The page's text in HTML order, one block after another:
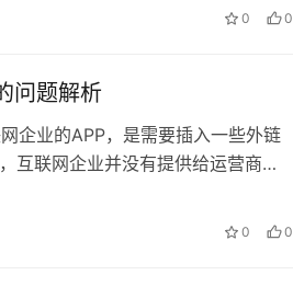
0 0
问题解析
企业的APP，是需要插入一些外链
互联网企业并没有提供给运营商，
0 0